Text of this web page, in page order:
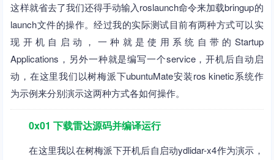
这样就省去了我们还得手动输入roslaunch命令来加载bringup的
launch文件的操作。经过我的实际测试目前有两种方式可以实
现开机自启动，一种就是使用系统自带的Startup
Applications，另外一种就是编写一个service，开机后自动启
动，在这里我们以树梅派下ubuntuMate安装ros kinetic系统作
为示例来分别演示这两种方式各如何操作。
0x01 下载雷达源码并编译运行
在这里我以在树梅派下开机后自启动ydlidar-x4作为演示，